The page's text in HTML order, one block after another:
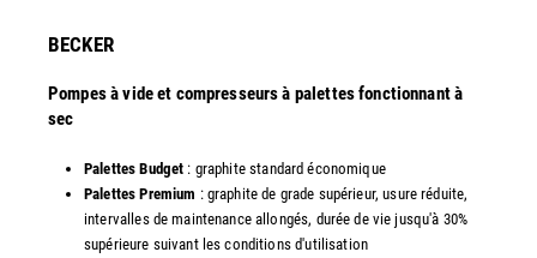
​BECKER
Pompes à vide et compresseurs à palettes fonctionnant à
sec
Palettes Budget : graphite standard économique
Palettes Premium : graphite de grade supérieur, usure réduite,
intervalles de maintenance allongés, durée de vie jusqu'à 30%
supérieure suivant les conditions d'utilisation